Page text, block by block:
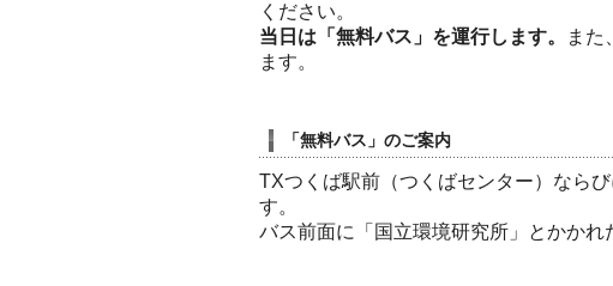
ください。
当日は「無料バス」を運行します。
また
ます。
「無料バス」のご案内
TXつくば駅前（つくばセンター）なら
す。
バス前面に「国立環境研究所」とかかれ